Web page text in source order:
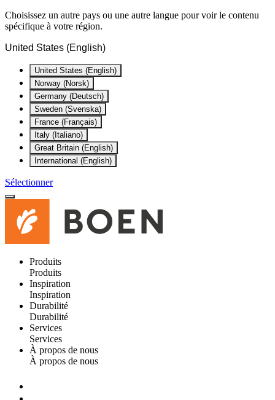
Choisissez un autre pays ou une autre langue pour voir le contenu
spécifique à votre région.
United States (English)
United States (English)
Norway (Norsk)
Germany (Deutsch)
Sweden (Svenska)
France (Français)
Italy (Italiano)
Great Britain (English)
International (English)
Sélectionner
Produits
Produits
Inspiration
Inspiration
Durabilité
Durabilité
Services
Services
À propos de nous
À propos de nous